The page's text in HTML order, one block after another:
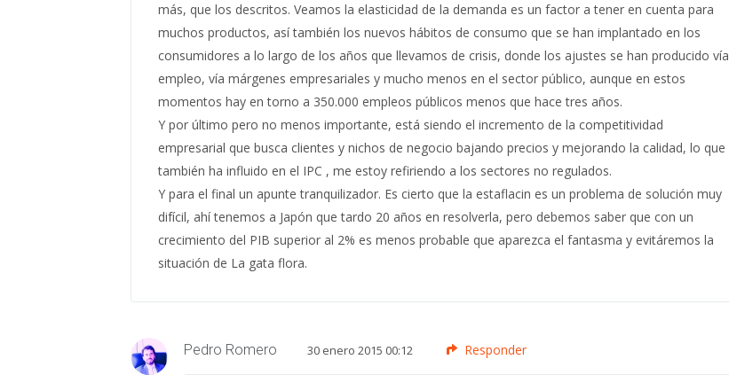
más, que los descritos. Veamos la elasticidad de la demanda es un factor a tener en cuenta para
muchos productos, así también los nuevos hábitos de consumo que se han implantado en los
consumidores a lo largo de los años que llevamos de crisis, donde los ajustes se han producido vía
empleo, vía márgenes empresariales y mucho menos en el sector público, aunque en estos
momentos hay en torno a 350.000 empleos públicos menos que hace tres años.
Y por último pero no menos importante, está siendo el incremento de la competitividad
empresarial que busca clientes y nichos de negocio bajando precios y mejorando la calidad, lo que
también ha influido en el IPC , me estoy refiriendo a los sectores no regulados.
Y para el final un apunte tranquilizador. Es cierto que la estaflacin es un problema de solución muy
difícil, ahí tenemos a Japón que tardo 20 años en resolverla, pero debemos saber que con un
crecimiento del PIB superior al 2% es menos probable que aparezca el fantasma y evitáremos la
situación de La gata flora.
Pedro Romero 30 enero 2015 00:12 Responder